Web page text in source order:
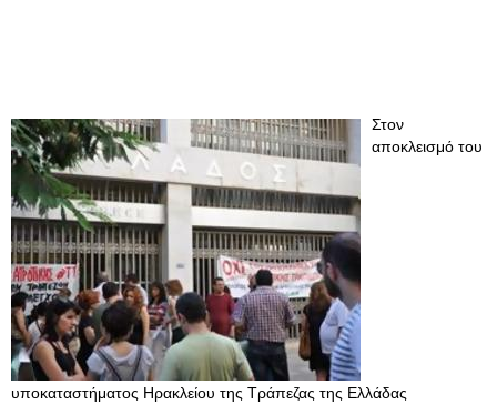
Στον
αποκλεισμό του
υποκαταστήματος Ηρακλείου της Τράπεζας της Ελλάδας